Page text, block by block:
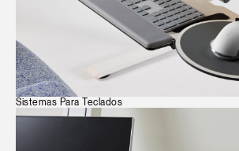
Sistemas Para Teclados